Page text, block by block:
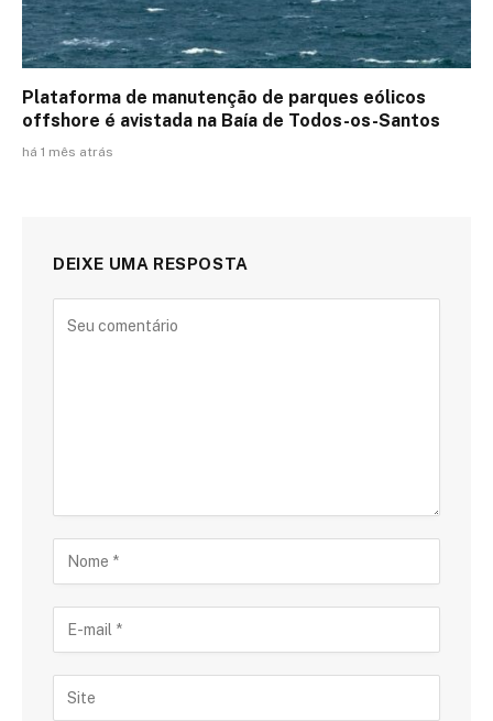
Plataforma de manutenção de parques eólicos
offshore é avistada na Baía de Todos-os-Santos
há 1 mês atrás
DEIXE UMA RESPOSTA